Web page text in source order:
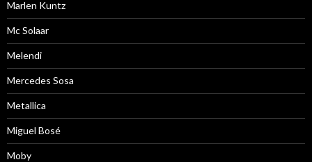
Marlen Kuntz
Mc Solaar
Melendi
Mercedes Sosa
Metallica
Miguel Bosé
Moby